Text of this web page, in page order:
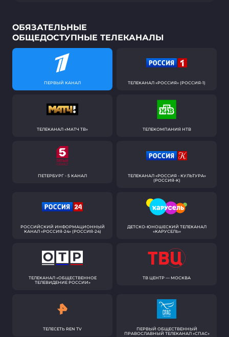
ОБЯЗАТЕЛЬНЫЕ
ОБЩЕДОСТУПНЫЕ ТЕЛЕКАНАЛЫ
ПЕРВЫЙ КАНАЛ ТЕЛЕКАНАЛ «РОССИЯ» (РОССИЯ-1)
ТЕЛЕКАНАЛ «МАТЧ ТВ» ТЕЛЕКОМПАНИЯ НТВ
ПЕТЕРБУРГ - 5 КАНАЛ
ТЕЛЕКАНАЛ «РОССИЯ - КУЛЬТУРА»
(РОССИЯ-К)
РОССИЙСКИЙ ИНФОРМАЦИОННЫЙ
КАНАЛ «РОССИЯ-24» (РОССИЯ-24)
ДЕТСКО-ЮНОШЕСКИЙ ТЕЛЕКАНАЛ
«КАРУСЕЛЬ»
ТЕЛЕКАНАЛ «ОБЩЕСТВЕННОЕ
ТЕЛЕВИДЕНИЕ РОССИИ»
ТВ ЦЕНТР — МОСКВА
ТЕЛЕСЕТЬ REN TV
ПЕРВЫЙ ОБЩЕСТВЕННЫЙ
ПРАВОСЛАВНЫЙ ТЕЛЕКАНАЛ «СПАС»